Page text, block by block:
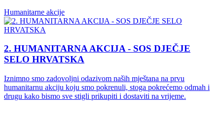
Humanitarne akcije
2. HUMANITARNA AKCIJA - SOS DJEČJE
SELO HRVATSKA
Iznimno smo zadovoljni odazivom naših mještana na prvu
humanitarnu akciju koju smo pokrenuli, stoga pokrećemo odmah i
drugu kako bismo sve stigli prikupiti i dostaviti na vrijeme.